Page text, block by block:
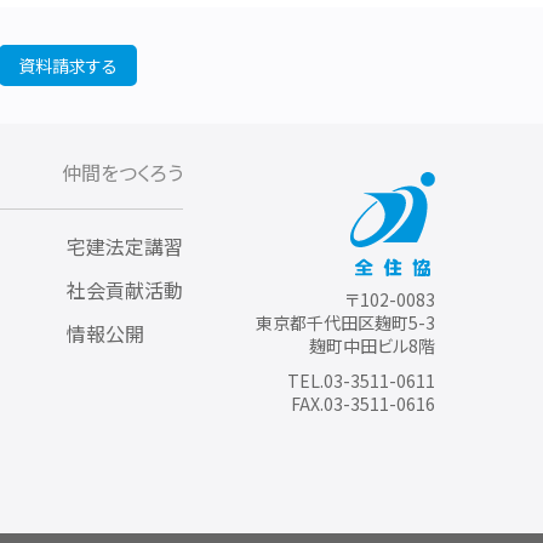
資料請求する
仲間をつくろう
宅建法定講習
社会貢献活動
情報公開
〒102-0083
東京都千代田区麹町5-3
麹町中田ビル8階
TEL.03-3511-0611
FAX.03-3511-0616